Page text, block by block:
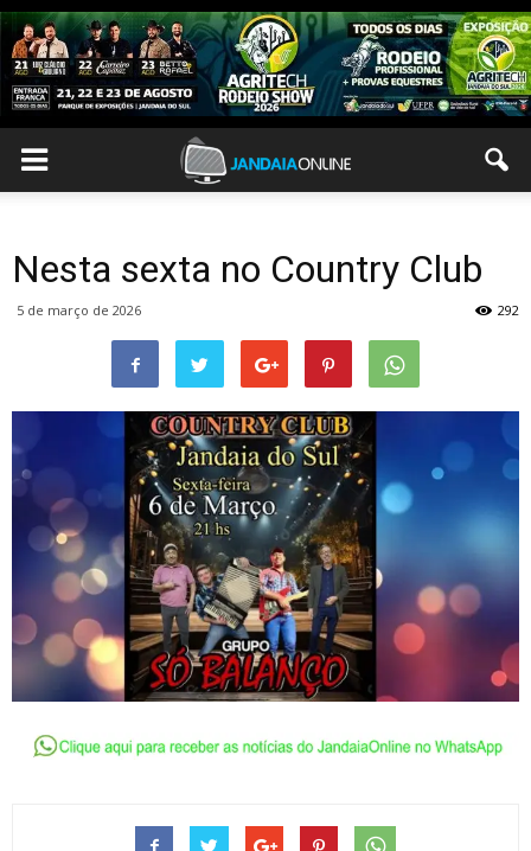
Nesta sexta no Country Club
5 de março de 2026 292